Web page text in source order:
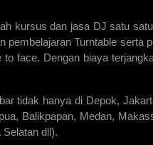
kursus dan jasa DJ satu
pembelajaran Turntable serta
face. Dengan biaya
tidak hanya di Depok,
Balikpapan, Medan,
dll).